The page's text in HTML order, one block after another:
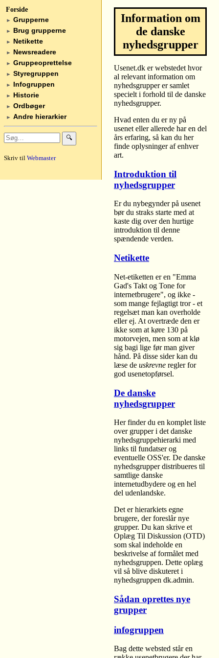
Forside
► Grupperne
► Brug grupperne
► Netikette
► Newsreadere
► Gruppeoprettelse
► Styregruppen
► Infogruppen
► Historie
► Ordbøger
► Andre hierarkier
🔍
Skriv til Webmaster
Information om
de danske
nyhedsgrupper
Usenet.dk er webstedet hvor
al relevant information om
nyhedsgrupper er samlet
specielt i forhold til de danske
nyhedsgrupper.
Hvad enten du er ny på
usenet eller allerede har en del
års erfaring, så kan du her
finde oplysninger af enhver
art.
Introduktion til
nyhedsgrupper
Er du nybegynder på usenet
bør du straks starte med at
kaste dig over den hurtige
introduktion til denne
spændende verden.
Netikette
Net-etiketten er en "Emma
Gad's Takt og Tone for
internetbrugere", og ikke -
som mange fejlagtigt tror - et
regelsæt man kan overholde
eller ej. At overtræde den er
ikke som at køre 130 på
motorvejen, men som at klø
sig bagi lige før man giver
hånd. På disse sider kan du
læse de uskrevne regler for
god usenetopførsel.
De danske
nyhedsgrupper
Her finder du en komplet liste
over grupper i det danske
nyhedsgruppehierarki med
links til fundatser og
eventuelle OSS'er. De danske
nyhedsgrupper distribueres til
samtlige danske
internetudbydere og en hel
del udenlandske.
Det er hierarkiets egne
brugere, der foreslår nye
grupper. Du kan skrive et
Oplæg Til Diskussion (OTD)
som skal indeholde en
beskrivelse af formålet med
nyhedsgruppen. Dette oplæg
vil så blive diskuteret i
nyhedsgruppen dk.admin.
Sådan oprettes nye
grupper
infogruppen
Bag dette websted står en